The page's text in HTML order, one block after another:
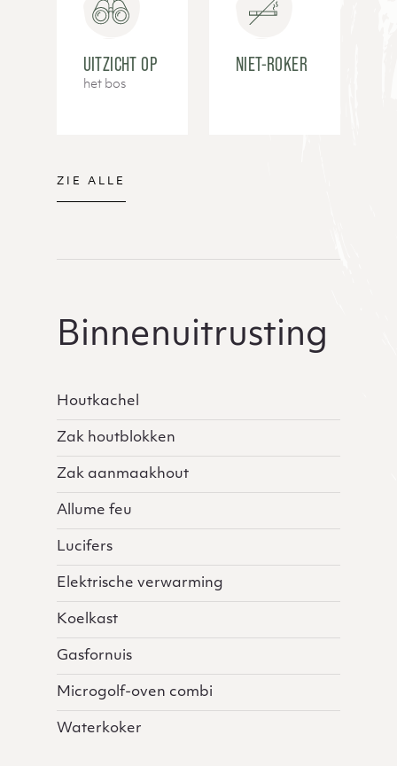
UITZICHT OP
het bos
NIET-ROKER
ZIE ALLE
Binnenuitrusting
Houtkachel
Zak houtblokken
Zak aanmaakhout
Allume feu
Lucifers
Elektrische verwarming
Koelkast
Gasfornuis
Microgolf-oven combi
Waterkoker